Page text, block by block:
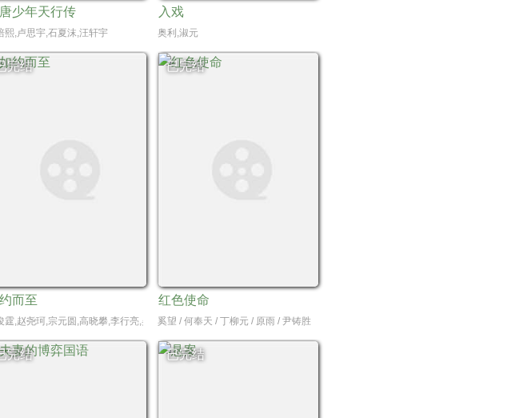
雅琦,张粟,刘亚津,宗峰岩,吴佳怡,万思维,朱杰,杨静儿,麻家铭,刘远锋,张爱月,高星衍,郝珠宇,许静雅,王志鹏,赵帅
少年天行传
熙,卢思宇,石夏沫,汪轩宇
入戏
奥利,淑元
,张洪杰,李勤勤
完结
而至
霆,赵尧珂,宗元圆,高晓攀,李行亮,吴莫愁,辉子,王心怡,熊汝霖,孙一杰,曲羿成,王予,王旭东,高姝瑶,许纯,李泽宇,蔡淇
已完结
红色使命
奚望 / 何奉天 / 丁柳元 / 原雨 / 尹铸胜
完结 已完结